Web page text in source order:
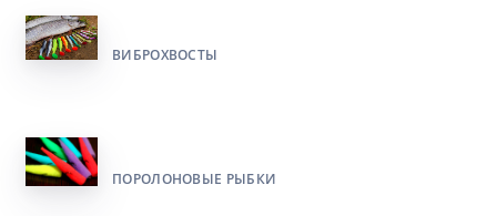
ВИБРОХВОСТЫ
ПОРОЛОНОВЫЕ РЫБКИ